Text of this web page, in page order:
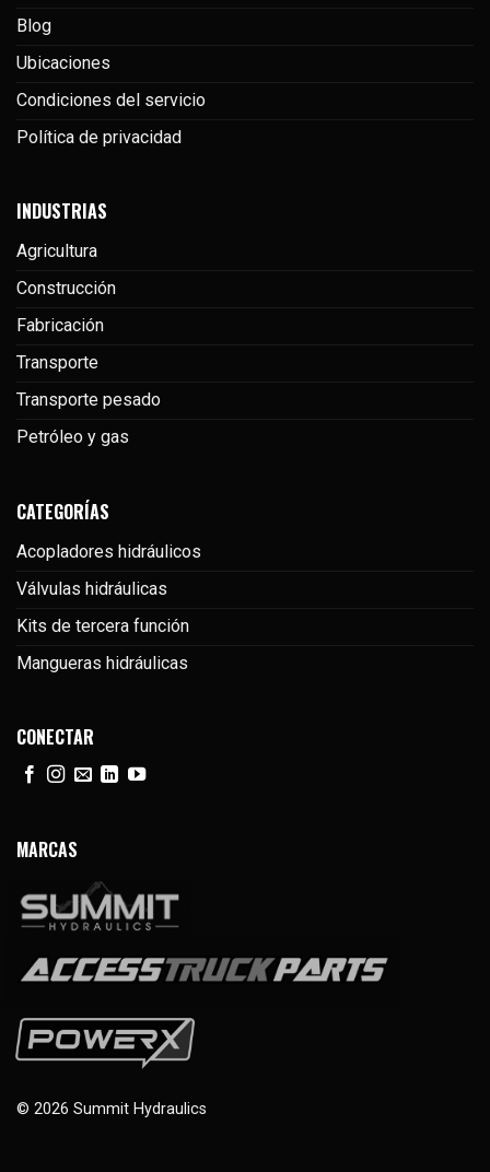
Blog
Ubicaciones
Condiciones del servicio
Política de privacidad
INDUSTRIAS
Agricultura
Construcción
Fabricación
Transporte
Transporte pesado
Petróleo y gas
CATEGORÍAS
Acopladores hidráulicos
Válvulas hidráulicas
Kits de tercera función
Mangueras hidráulicas
CONECTAR
MARCAS
© 2026 Summit Hydraulics